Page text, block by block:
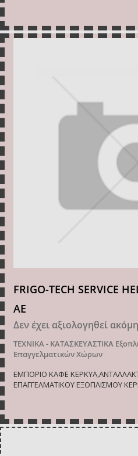
FRIGO-TECH SERVICE
ΑΕ
Δεν έχει αξιολογηθεί ακόμη
ΤΕΧΝΙΚΑ - ΚΑΤΑΣΚΕΥΑΣΤΙΚΑ
Επαγγελματικών Χώρων
ΕΜΠΟΡΙΟ ΚΑΦΕ
ΕΠΑΓΓΕΛΜΑΤΙΚΟΥ ΕΞΟΠΛΙΣΜΟΥ